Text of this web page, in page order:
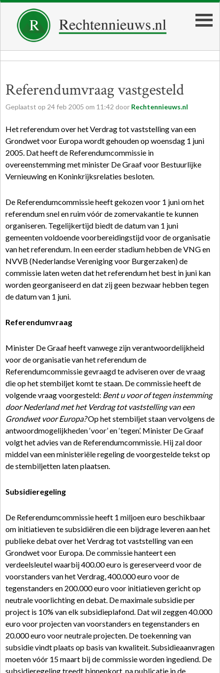
Referendumvraag vastgesteld
Geplaatst op 24feb 2005 om 11:42 door Rechtennieuws.nl
Het referendum over het Verdrag tot vaststelling van een
Grondwet voor Europa wordt gehouden op woensdag 1 juni
2005. Dat heeft de Referendumcommissie in
overeenstemming met minister De Graaf voor Bestuurlijke
Vernieuwing en Koninkrijksrelaties besloten.
De Referendumcommissie heeft gekozen voor 1 juni om het
referendum snel en ruim vóór de zomervakantie te kunnen
organiseren. Tegelijkertijd biedt de datum van 1 juni
gemeenten voldoende voorbereidingstijd voor de organisatie
van het referendum. In een eerder stadium hebben de VNG en
NVVB (Nederlandse Vereniging voor Burgerzaken) de
commissie laten weten dat het referendum het best in juni kan
worden georganiseerd en dat zij geen bezwaar hebben tegen
de datum van 1 juni.
Referendumvraag
Minister De Graaf heeft vanwege zijn verantwoordelijkheid
voor de organisatie van het referendum de
Referendumcommissie gevraagd te adviseren over de vraag
die op het stembiljet komt te staan. De commissie heeft de
volgende vraag voorgesteld: Bent u voor of tegen instemming
door Nederland met het Verdrag tot vaststelling van een
Grondwet voor Europa?Op het stembiljet staan vervolgens de
antwoordmogelijkheden ‘voor’ en ‘tegen’. Minister De Graaf
volgt het advies van de Referendumcommissie. Hij zal door
middel van een ministeriële regeling de voorgestelde tekst op
de stembiljetten laten plaatsen.
Subsidieregeling
De Referendumcommissie heeft 1 miljoen euro beschikbaar
om initiatieven te subsidiëren die een bijdrage leveren aan het
publieke debat over het Verdrag tot vaststelling van een
Grondwet voor Europa. De commissie hanteert een
verdeelsleutel waarbij 400.00 euro is gereserveerd voor de
voorstanders van het Verdrag, 400.000 euro voor de
tegenstanders en 200.000 euro voor initiatieven gericht op
neutrale voorlichting en debat. De maximale subsidie per
project is 10% van elk subsidieplafond. Dat wil zeggen 40.000
euro voor projecten van voorstanders en tegenstanders en
20.000 euro voor neutrale projecten. De toekenning van
subsidie vindt plaats op basis van kwaliteit. Subsidieaanvragen
moeten vóór 15 maart bij de commissie worden ingediend. De
subsidieregeling treedt binnenkort, na publicatie in de